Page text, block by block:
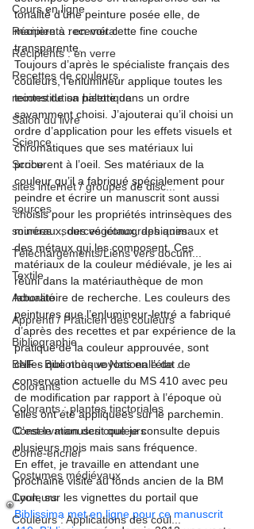
Cours en ligne
Récipients : en métal
Récipients : en verre
Recettes de couleurs
reconstitution historique
Salon du livre
Science
Scribe
sites internet / groupes de disc...
sources
sources : sources iconographiques
Téléchargements/Liens vers docum...
Textile
Actualité
Apprenti / Praticien des couleurs
Bibliographie
BNF - Bibliothèque Nationale de ...
Colorants
Colorants : plantes tinctoriales
Conservation des couleurs
Corne-encrier
Costumes médiévaux
Couleurs
Couleurs : Applications des coul...
tonalité d’une peinture posée elle, de
manière à recevoir cette fine couche
transparente.
Toujours d’après le spécialiste français des
couleurs, l’enlumineur applique toutes les
teintes de sa palette dans un ordre
savamment choisi. J’ajouterai qu’il choisi un
ordre d’application pour les effets visuels et
chromatiques que ses matériaux lui
procurent à l’oeil. Ses matériaux de la
couleur qu’il a fabriqué spécialement pour
peindre et écrire un manuscrit sont aussi
choisis pour les propriétés intrinsèques des
minéraux, des végétaux, des animaux et
des métaux qui les composent. Ces
matériaux de la couleur médiévale, je les ai
réuni dans la matériauthèque de mon
laboratoire de recherche. Les couleurs des
peintures que l’enlumineur-lettré a fabriqué
d’après des recettes et par expérience de la
pratique de la couleur approuvée, sont
celles que nous voyons en l’état de
conservation actuelle du MS 410 avec peu
de modification par rapport à l’époque où
elles ont été appliquées sur le parchemin.
C’est le manuscrit que je consulte depuis
plusieurs mois mais sans fréquence.
En effet, je travaille en attendant une
prochaine visite au fonds ancien de la BM
Lyon, sur les vignettes du portail que
Biblissima met en ligne pour ce manuscrit